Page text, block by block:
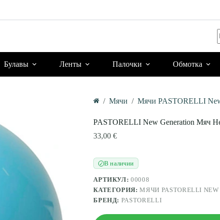
Булавы Ленты Палочки Обмотка
/ Мячи / Mячи PASTORELLI
PASTORELLI New Generation Мяч
33,00€
✓В наличии
АРТИКУЛ:00008
КАТЕГОРИЯ:MЯЧИ PASTORELLI
БРЕНД: PASTORELLI